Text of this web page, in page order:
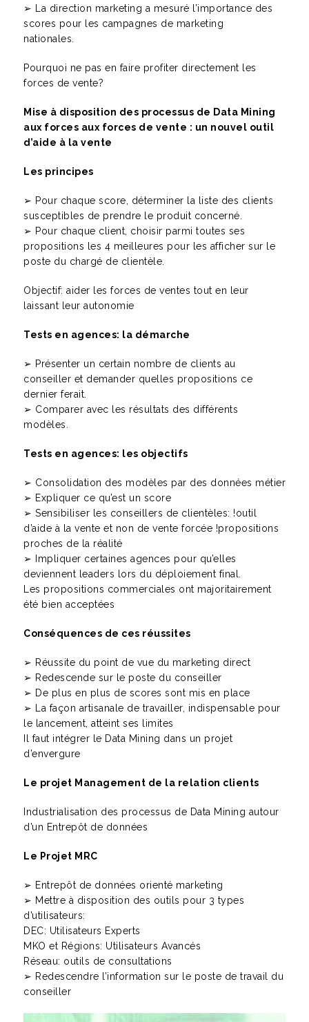
➢ La direction marketing a mesuré l’importance des
scores pour les campagnes de marketing
nationales.
Pourquoi ne pas en faire profiter directement les
forces de vente?
Mise à disposition des processus de Data Mining
aux forces aux forces de vente : un nouvel outil
d’aide à la vente
Les principes
➢ Pour chaque score, déterminer la liste des clients
susceptibles de prendre le produit concerné.
➢ Pour chaque client, choisir parmi toutes ses
propositions les 4 meilleures pour les afficher sur le
poste du chargé de clientèle.
Objectif: aider les forces de ventes tout en leur
laissant leur autonomie
Tests en agences: la démarche
➢ Présenter un certain nombre de clients au
conseiller et demander quelles propositions ce
dernier ferait.
➢ Comparer avec les résultats des différents
modèles.
Tests en agences: les objectifs
➢ Consolidation des modèles par des données métier
➢ Expliquer ce qu’est un score
➢ Sensibiliser les conseillers de clientèles: !outil
d’aide à la vente et non de vente forcée !propositions
proches de la réalité
➢ Impliquer certaines agences pour qu’elles
deviennent leaders lors du déploiement final.
Les propositions commerciales ont majoritairement
été bien acceptées
Conséquences de ces réussites
➢ Réussite du point de vue du marketing direct
➢ Redescende sur le poste du conseiller
➢ De plus en plus de scores sont mis en place
➢ La façon artisanale de travailler, indispensable pour
le lancement, atteint ses limites
Il faut intégrer le Data Mining dans un projet
d’envergure
Le projet Management de la relation clients
Industrialisation des processus de Data Mining autour
d’un Entrepôt de données
Le Projet MRC
➢ Entrepôt de données orienté marketing
➢ Mettre à disposition des outils pour 3 types
d’utilisateurs:
DEC: Utilisateurs Experts
MKO et Régions: Utilisateurs Avancés
Réseau: outils de consultations
➢ Redescendre l’information sur le poste de travail du
conseiller